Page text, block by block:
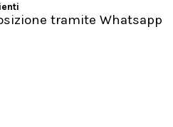
tramite Whatsapp